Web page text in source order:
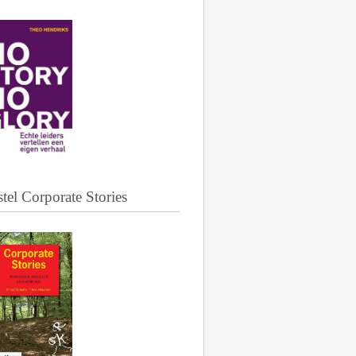
Corporate Stories